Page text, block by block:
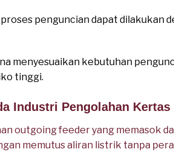
penguncian dapat dilakukan
menyesuaikan kebutuhan
tinggi.
Industri Pengolahan Kertas
outgoing feeder yang memasok
memutus aliran listrik tanpa